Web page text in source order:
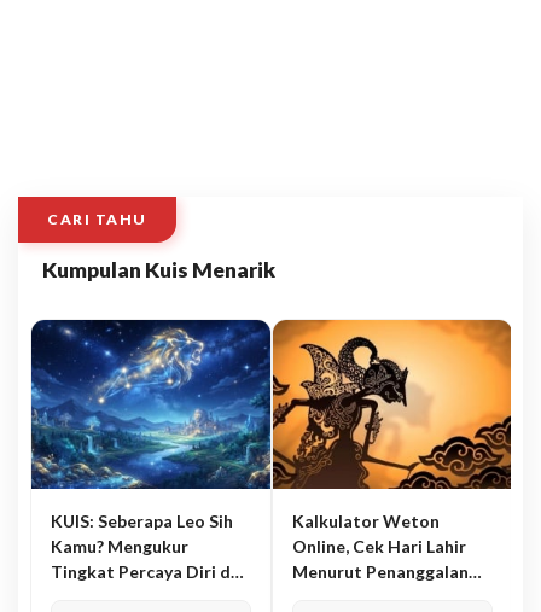
CARI TAHU
Kumpulan Kuis Menarik
KUIS: Seberapa Leo Sih
Kamu? Mengukur
Tingkat Percaya Diri dan
Kalkulator Weton
Online, Cek Hari Lahir
Menurut Penanggalan